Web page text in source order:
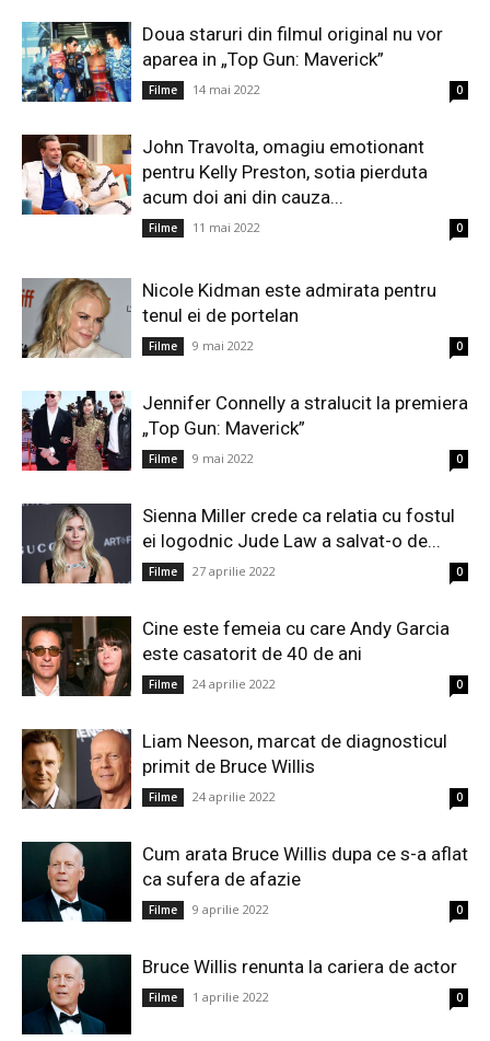
Doua staruri din filmul original nu vor
aparea in „Top Gun: Maverick”
Filme 14 mai 2022 0
John Travolta, omagiu emotionant
pentru Kelly Preston, sotia pierduta
acum doi ani din cauza...
Filme 11 mai 2022 0
Nicole Kidman este admirata pentru
tenul ei de portelan
Filme 9 mai 2022 0
Jennifer Connelly a stralucit la premiera
„Top Gun: Maverick”
Filme 9 mai 2022 0
Sienna Miller crede ca relatia cu fostul
ei logodnic Jude Law a salvat-o de...
Filme 27 aprilie 2022 0
Cine este femeia cu care Andy Garcia
este casatorit de 40 de ani
Filme 24 aprilie 2022 0
Liam Neeson, marcat de diagnosticul
primit de Bruce Willis
Filme 24 aprilie 2022 0
Cum arata Bruce Willis dupa ce s-a aflat
ca sufera de afazie
Filme 9 aprilie 2022 0
Bruce Willis renunta la cariera de actor
Filme 1 aprilie 2022 0